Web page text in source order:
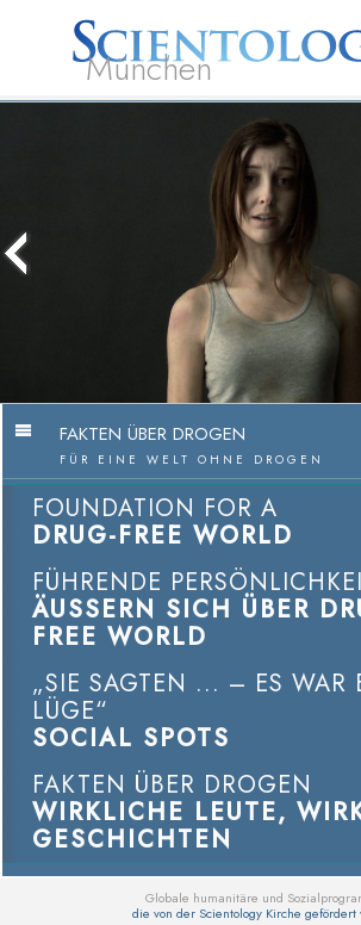
München
Geistliche
FAKTEN ÜBER DROGEN
FÜR EINE WELT OHNE DROGEN
FOUNDATION FOR A
DRUG-FREE WORLD
FÜHRENDE
ÄUSSERN SICH ÜBER
FREE WORLD
„SIE SAGTEN ... – ES WAR
LÜGE“
SOCIAL SPOTS
FAKTEN ÜBER DROGEN
WIRKLICHE LEUTE,
GESCHICHTEN
Globale humanitäre und
die von der Scientology Kirche gefördert